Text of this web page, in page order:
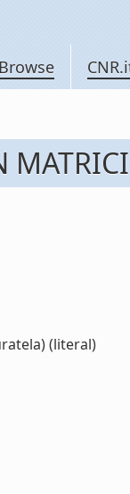
Browse
(literal)